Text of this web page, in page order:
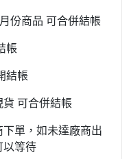
份商品 可合併結帳
帳
結帳
貨 可合併結帳
單，如未達廠商出
以等待